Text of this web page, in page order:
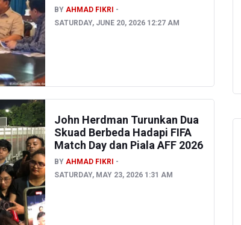
BY AHMAD FIKRI
SATURDAY, JUNE 20, 2026 12:27 AM
John Herdman Turunkan Dua
Skuad Berbeda Hadapi FIFA
Match Day dan Piala AFF 2026
BY AHMAD FIKRI
SATURDAY, MAY 23, 2026 1:31 AM